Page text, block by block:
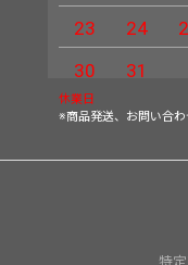
23
24
30
31
休業日
※商品発送、お問い合わ